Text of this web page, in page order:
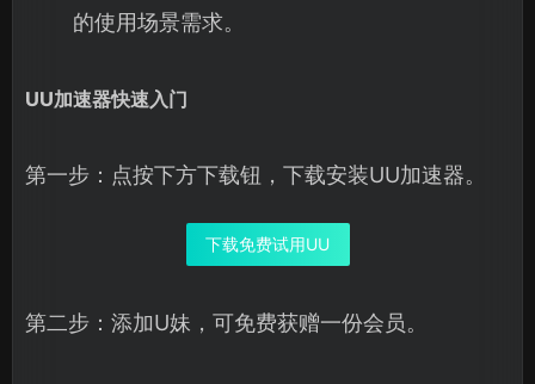
的使用场景需求。
UU加速器快速入门
第一步：点按下方下载钮，下载安装UU加速器。
下载免费试用UU
第二步：添加U妹，可免费获赠一份会员。